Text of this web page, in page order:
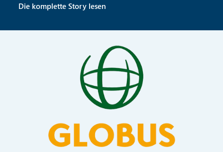
Die komplette Story lesen